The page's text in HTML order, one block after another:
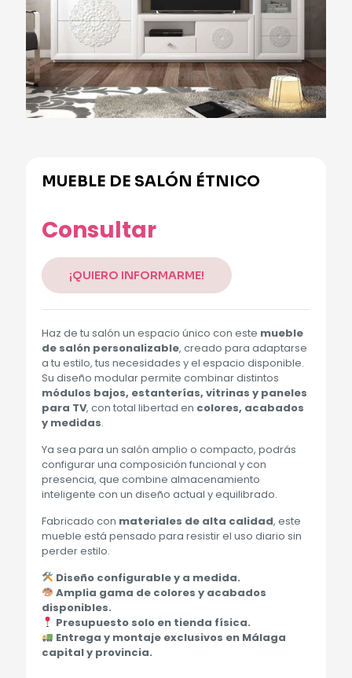
MUEBLE DE SALÓN ÉTNICO
Consultar
¡QUIERO INFORMARME!
Haz de tu salón un espacio único con este mueble
de salón personalizable, creado para adaptarse
a tu estilo, tus necesidades y el espacio disponible.
Su diseño modular permite combinar distintos
módulos bajos, estanterías, vitrinas y paneles
para TV, con total libertad en colores, acabados
y medidas.
Ya sea para un salón amplio o compacto, podrás
configurar una composición funcional y con
presencia, que combine almacenamiento
inteligente con un diseño actual y equilibrado.
Fabricado con materiales de alta calidad, este
mueble está pensado para resistir el uso diario sin
perder estilo.
Diseño configurable y a medida.
Amplia gama de colores y acabados
disponibles.
Presupuesto solo en tienda física.
Entrega y montaje exclusivos en Málaga
capital y provincia.